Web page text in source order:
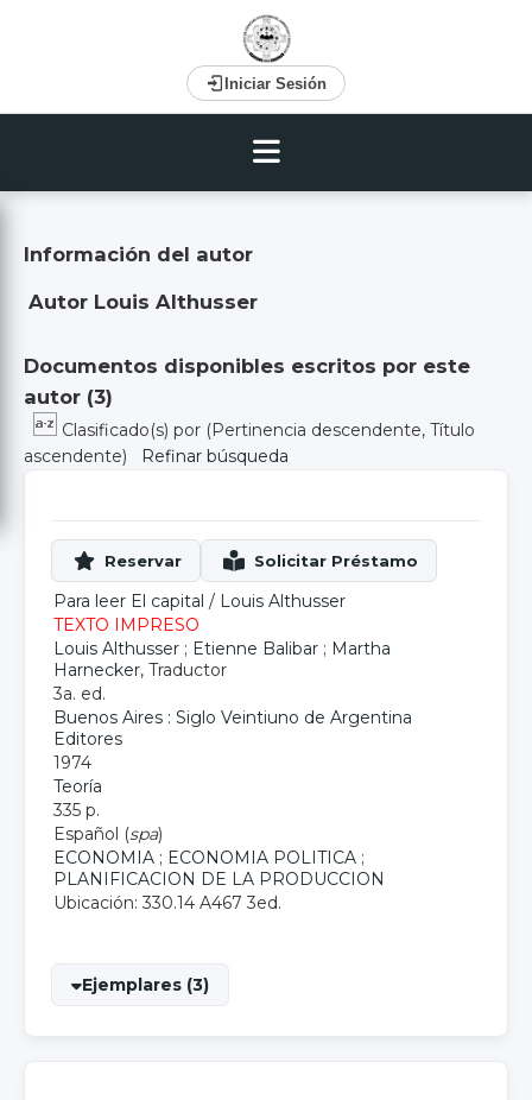
Iniciar Sesión
Información del autor
Autor Louis Althusser
Documentos disponibles escritos por este
autor (3)
Clasificado(s) por (Pertinencia descendente, Título
ascendente)
Refinar búsqueda
Para leer El capital / Louis Althusser
TEXTO IMPRESO
Louis Althusser ; Etienne Balibar ; Martha
Harnecker, Traductor
3a. ed.
Buenos Aires : Siglo Veintiuno de Argentina
Editores
1974
Teoría
335 p.
Español (spa)
ECONOMIA ; ECONOMIA POLITICA ;
PLANIFICACION DE LA PRODUCCION
Ubicación: 330.14 A467 3ed.
Ejemplares (3)